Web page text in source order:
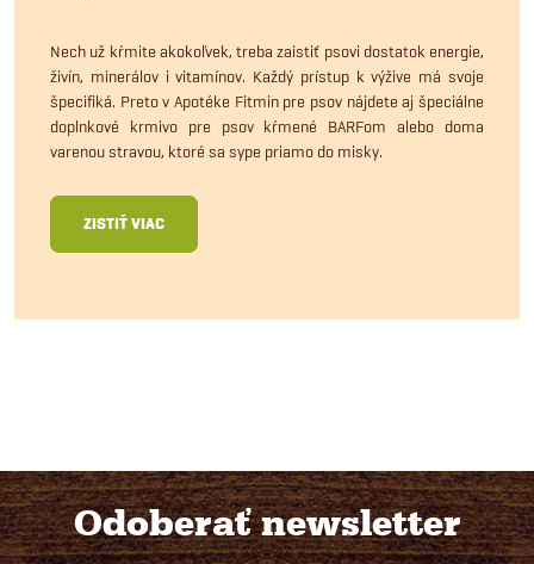
Nech už kŕmite akokoľvek, treba zaistiť psovi dostatok energie,
živín, minerálov i vitamínov. Každý prístup k výžive má svoje
špecifiká. Preto v Apotéke Fitmin pre psov nájdete aj špeciálne
doplnkové krmivo pre psov kŕmené BARFom alebo doma
varenou stravou, ktoré sa sype priamo do misky.
ZISTIŤ VIAC
Odoberať newsletter